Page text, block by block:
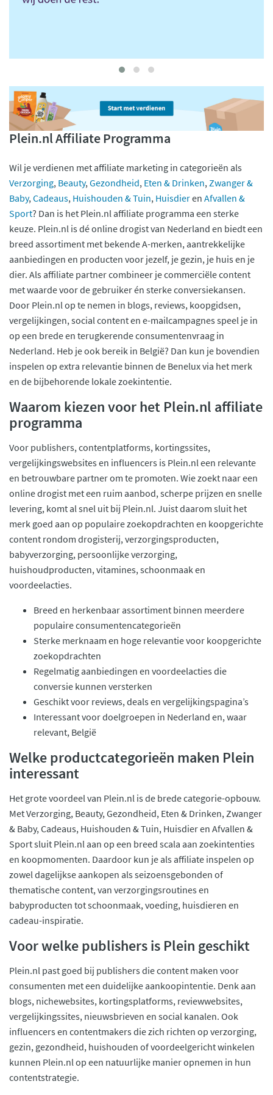
Plein.nl Affiliate Programma
Wil je verdienen met affiliate marketing in categorieën als
Verzorging, Beauty, Gezondheid, Eten & Drinken, Zwanger &
Baby, Cadeaus, Huishouden & Tuin, Huisdieren Afvallen &
Sport? Dan is het Plein.nl affiliate programma een sterke
keuze. Plein.nl is dé online drogist van Nederland en biedt een
breed assortiment met bekende A-merken, aantrekkelijke
aanbiedingen en producten voor jezelf, je gezin, je huis en je
dier. Als affiliate partner combineer je commerciële content
met waarde voor de gebruiker én sterke conversiekansen.
Door Plein.nl op te nemen in blogs, reviews, koopgidsen,
vergelijkingen, social content en e-mailcampagnes speel je in
op een brede en terugkerende consumentenvraag in
Nederland. Heb je ook bereik in België? Dan kun je bovendien
inspelen op extra relevantie binnen de Benelux via het merk
en de bijbehorende lokale zoekintentie.
Waarom kiezen voor het Plein.nl affiliate
programma
Voor publishers, contentplatforms, kortingssites,
vergelijkingswebsites en influencers is Plein.nl een relevante
en betrouwbare partner om te promoten. Wie zoekt naar een
online drogist met een ruim aanbod, scherpe prijzen en snelle
levering, komt al snel uit bij Plein.nl. Juist daarom sluit het
merk goed aan op populaire zoekopdrachten en koopgerichte
content rondom drogisterij, verzorgingsproducten,
babyverzorging, persoonlijke verzorging,
huishoudproducten, vitamines, schoonmaak en
voordeelacties.
Breed en herkenbaar assortiment binnen meerdere
populaire consumentencategorieën
Sterke merknaam en hoge relevantie voor koopgerichte
zoekopdrachten
Regelmatig aanbiedingen en voordeelacties die
conversie kunnen versterken
Geschikt voor reviews, deals en vergelijkingspagina’s
Interessant voor doelgroepen in Nederland en, waar
relevant, België
Welke productcategorieën maken Plein
interessant
Het grote voordeel van Plein.nl is de brede categorie-opbouw.
Met Verzorging, Beauty, Gezondheid, Eten & Drinken, Zwanger
& Baby, Cadeaus, Huishouden & Tuin, Huisdier en Afvallen &
Sport sluit Plein.nl aan op een breed scala aan zoekintenties
en koopmomenten. Daardoor kun je als affiliate inspelen op
zowel dagelijkse aankopen als seizoensgebonden of
thematische content, van verzorgingsroutines en
babyproducten tot schoonmaak, voeding, huisdieren en
cadeau-inspiratie.
Voor welke publishers is Plein geschikt
Plein.nl past goed bij publishers die content maken voor
consumenten met een duidelijke aankoopintentie. Denk aan
blogs, nichewebsites, kortingsplatforms, reviewwebsites,
vergelijkingssites, nieuwsbrieven en social kanalen. Ook
influencers en contentmakers die zich richten op verzorging,
gezin, gezondheid, huishouden of voordeelgericht winkelen
kunnen Plein.nl op een natuurlijke manier opnemen in hun
contentstrategie.